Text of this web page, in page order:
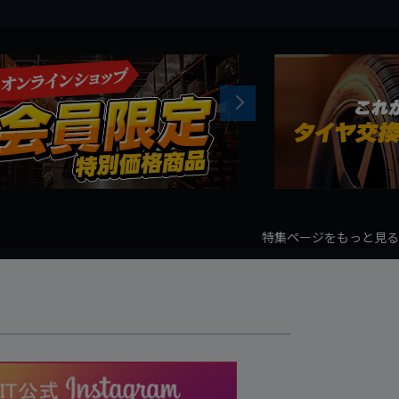
Next
特集ページをもっと見る